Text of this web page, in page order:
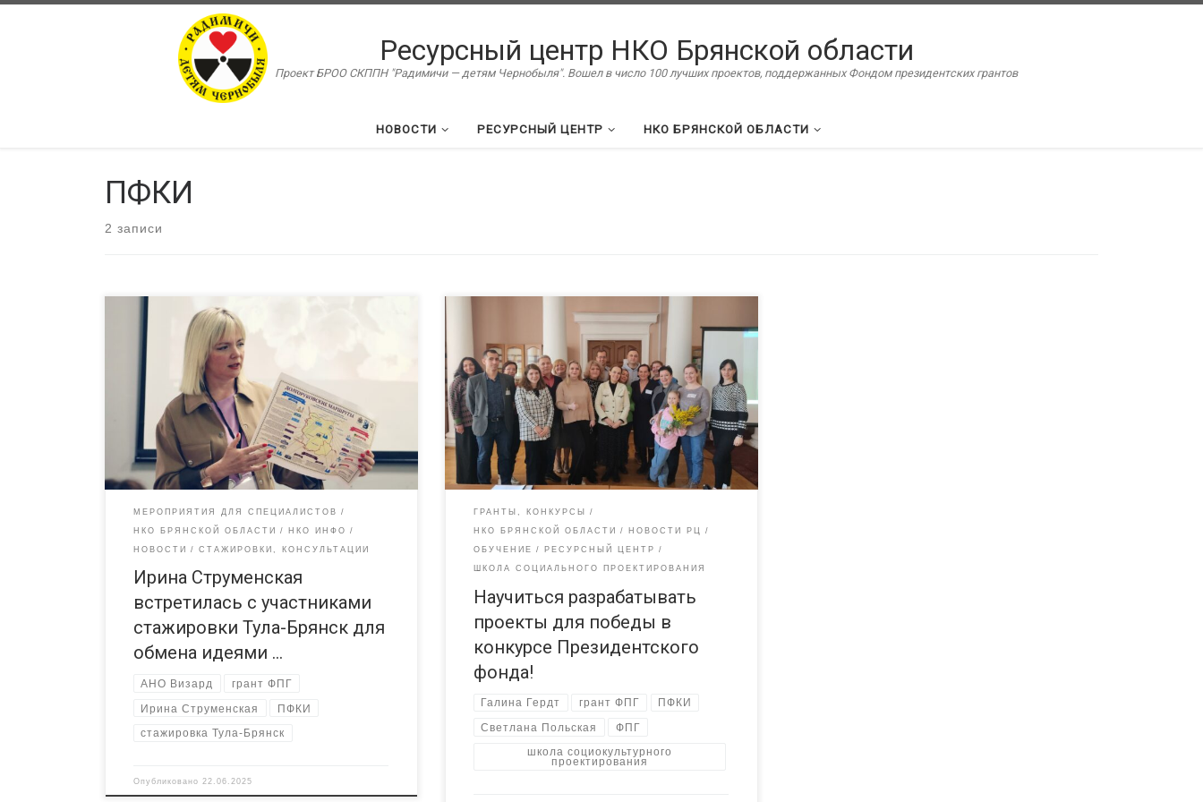
Ресурсный центр НКО Брянской области
Проект БРОО СКППН "Радимичи — детям Чернобыля". Вошел в число 100 лучших проектов, поддержанных Фондом президентских грантов
НОВОСТИ РЕСУРСНЫЙ ЦЕНТР НКО БРЯНСКОЙ ОБЛАСТИ
ПФКИ
2 записи
РЦ «Радимичи» организовал ряд встреч с
лидерами брянских НКО и лидерами проектов для
гостей из Тула в рамках взаимных стажировок
внутри проекта «Ресурсный центр «Радимичи» —
системное сотрудничество для устойчивого
развития институтов гражданского общества» при
поддержке Фонда президентских грантов. Ирина
Струменская (АНО «Визард») — известный
брянский общественник, давний партнер РЦ […]
МЕРОПРИЯТИЯ ДЛЯ СПЕЦИАЛИСТОВ
НКО БРЯНСКОЙ ОБЛАСТИ НКО ИНФО
НОВОСТИ СТАЖИРОВКИ, КОНСУЛЬТАЦИИ
Ирина Струменская
встретилась с участниками
стажировки Тула-Брянск для
обмена идеями …
АНО Визард грант ФПГ
Ирина Струменская ПФКИ
стажировка Тула-Брянск
Опубликовано22.06.2025
Такую цель ставят перед собой участники нашей
новой школы социокультурного проектирования.
Два десятка слушателей, среди которых
преподаватели, предприниматели, общественники,
коллеги по некоммерческому сектору, муниципалы
пришли уже заряженные творческими и
креативными идеями, чтобы придать им форму,
понять принципы подготовки грантовой заявки
для Президентского фонда культурных инициатив
(ПФКИ), обрести единомышленников. Встреча
проходила […]
ГРАНТЫ, КОНКУРСЫ
НКО БРЯНСКОЙ ОБЛАСТИ НОВОСТИ РЦ
ОБУЧЕНИЕ РЕСУРСНЫЙ ЦЕНТР
ШКОЛА СОЦИАЛЬНОГО ПРОЕКТИРОВАНИЯ
Научиться разрабатывать
проекты для победы в
конкурсе Президентского
фонда!
Галина Гердт грант ФПГ ПФКИ
Светлана Польская ФПГ
школа социокультурного
проектирования